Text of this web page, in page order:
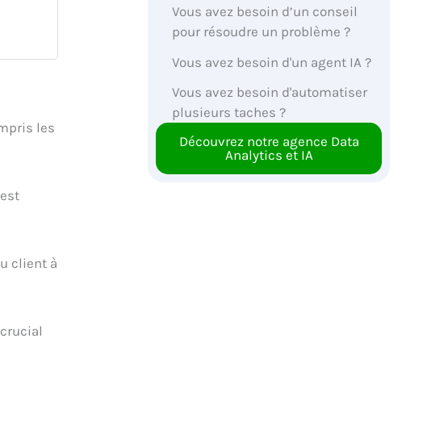
les
client à
Vous avez besoin d’un conseil
pour résoudre un problème ?
Vous avez besoin d'un agent IA ?
Vous avez besoin d'automatiser
plusieurs taches ?
Découvrez notre agence Data
Analytics et IA